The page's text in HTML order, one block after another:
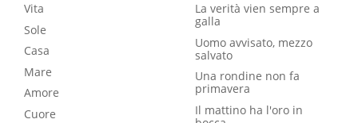
Vita
Sole
Casa
Mare
Amore
Cuore
La verità vien sempre a
galla
Uomo avvisato, mezzo
salvato
Una rondine non fa
primavera
Il mattino ha l'oro in